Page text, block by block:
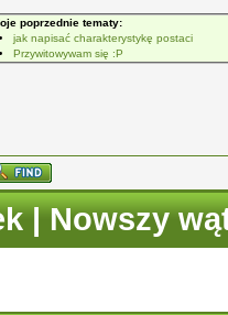
poprzednie tematy:
jak napisać charakterystykę postaci
Przywitowywam się :P
|Nowszy